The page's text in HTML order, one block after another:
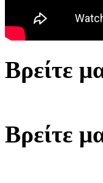
Βρείτε
Βρείτε